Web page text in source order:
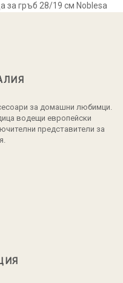
за гръб 28/19 см Noblesa
за домашни любимци.
водещи европейски
представители за